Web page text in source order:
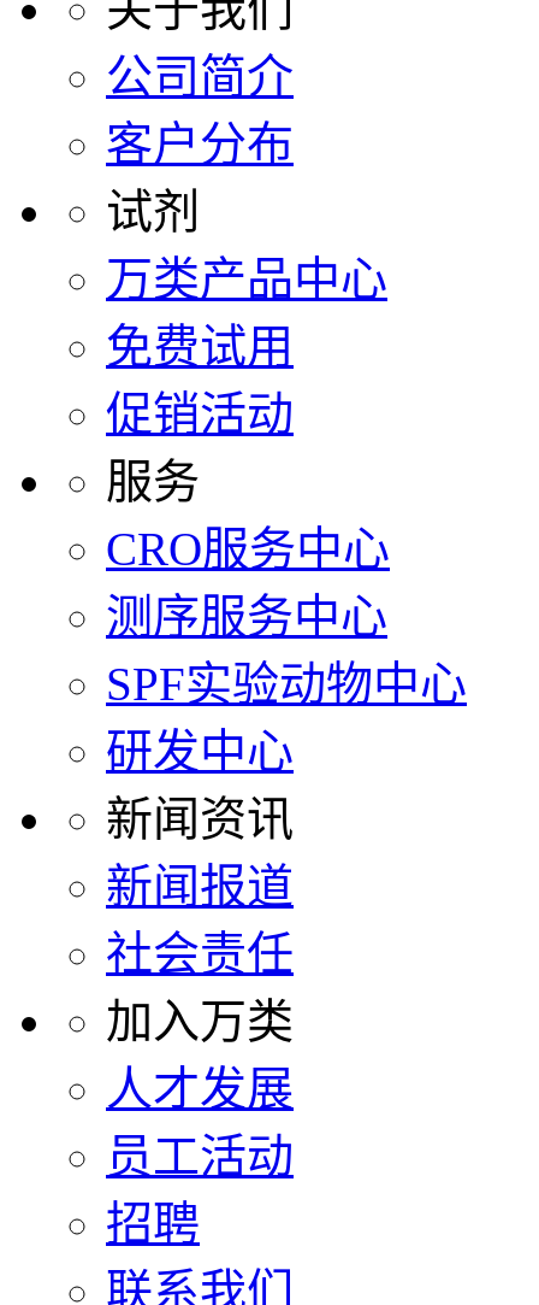
公司简介
客户分布
试剂
万类产品中心
免费试用
促销活动
服务
CRO服务中心
测序服务中心
SPF实验动物中心
研发中心
新闻资讯
新闻报道
社会责任
加入万类
人才发展
员工活动
招聘
联系我们